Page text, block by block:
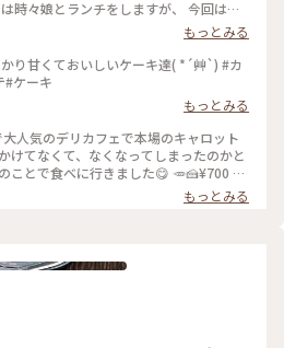
時々娘とランチをしますが、 今回はケ
カフェラテと一緒に♡ どのケーキもと
しそうで迷いました。 私は今回パンプ
あたたかくて美味しかったです(o^^o)
と息。 パンプディングとカフェラテで
ました(^-^) #franzeandevanslondon #表
のおでかけ #わたしの街 #ケーキ #カフ
アート #カフェ #青山
もっとみる
り甘くておいしいケーキ達( *´艸`) #カ
#ケーキ
もっとみる
人気のデリカフェで本場のキャロット
けてなくて、なくなってしまったのかと
で食べに行きました😋 🥕🍰¥700 #
ンス #キャロットケーキ #表参道もっとみる